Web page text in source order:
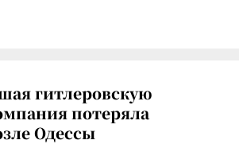
гитлеровскую
потеряла
Одессы